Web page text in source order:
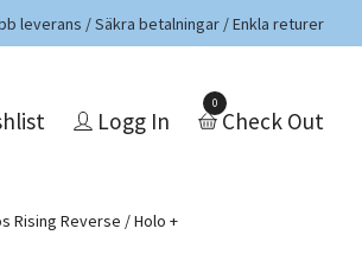
leverans / Säkra betalningar / Enkla returer
Logg In
0
Check Out
Rising Reverse / Holo +